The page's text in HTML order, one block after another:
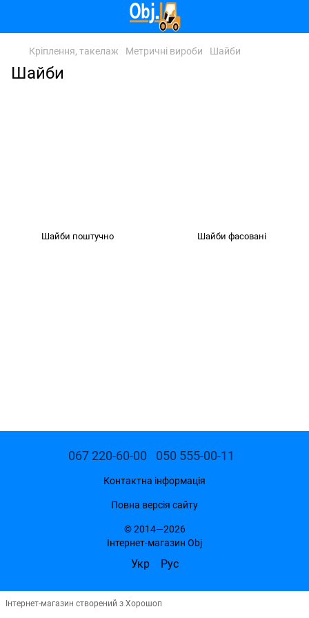
Кріплення, такелаж Метричні вироби Шайби
Шайби
Шайби поштучно Шайби фасовані
067 220-60-00 050 555-00-11
Контактна інформація
Повна версія сайту
© 2014—2026
Інтернет-магазин Obj
Укр Рус
Інтернет-магазин створений з Хорошоп